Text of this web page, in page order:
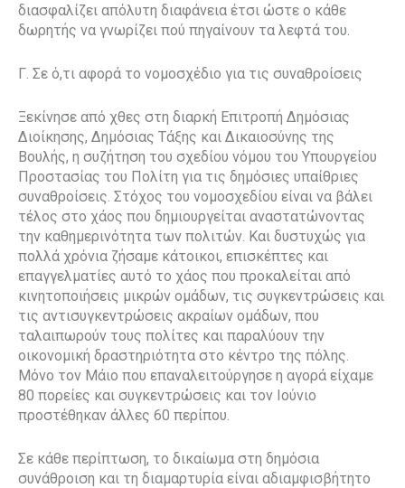
διασφαλίζει απόλυτη διαφάνεια έτσι ώστε ο κάθε
δωρητής να γνωρίζει πού πηγαίνουν τα λεφτά του.
Γ. Σε ό,τι αφορά το νομοσχέδιο για τις συναθροίσεις
Ξεκίνησε από χθες στη διαρκή Επιτροπή Δημόσιας
Διοίκησης, Δημόσιας Τάξης και Δικαιοσύνης της
Βουλής, η συζήτηση του σχεδίου νόμου του Υπουργείου
Προστασίας του Πολίτη για τις δημόσιες υπαίθριες
συναθροίσεις. Στόχος του νομοσχεδίου είναι να βάλει
τέλος στο χάος που δημιουργείται αναστατώνοντας
την καθημερινότητα των πολιτών. Και δυστυχώς για
πολλά χρόνια ζήσαμε κάτοικοι, επισκέπτες και
επαγγελματίες αυτό το χάος που προκαλείται από
κινητοποιήσεις μικρών ομάδων, τις συγκεντρώσεις και
τις αντισυγκεντρώσεις ακραίων ομάδων, που
ταλαιπωρούν τους πολίτες και παραλύουν την
οικονομική δραστηριότητα στο κέντρο της πόλης.
Μόνο τον Μάιο που επαναλειτούργησε η αγορά είχαμε
80 πορείες και συγκεντρώσεις και τον Ιούνιο
προστέθηκαν άλλες 60 περίπου.
Σε κάθε περίπτωση, το δικαίωμα στη δημόσια
συνάθροιση και τη διαμαρτυρία είναι αδιαμφισβήτητο